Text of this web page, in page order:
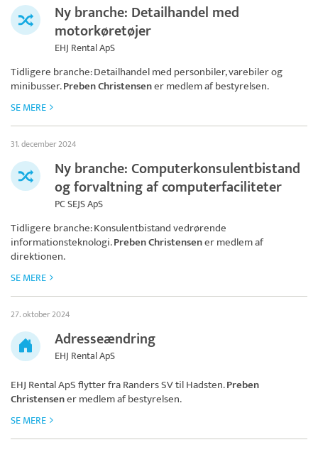
Ny branche: Detailhandel med
motorkøretøjer
EHJ Rental ApS
Tidligere branche: Detailhandel med personbiler, varebiler og
minibusser.Preben Christensener medlem af bestyrelsen.
SE MERE
31. december 2024
Ny branche: Computerkonsulentbistand
og forvaltning af computerfaciliteter
PC SEJS ApS
Tidligere branche: Konsulentbistand vedrørende
informationsteknologi.Preben Christensener medlem af
direktionen.
SE MERE
27. oktober 2024
Adresseændring
EHJ Rental ApS
EHJ Rental ApSflytter fra Randers SV til Hadsten.Preben
Christensener medlem af bestyrelsen.
SE MERE